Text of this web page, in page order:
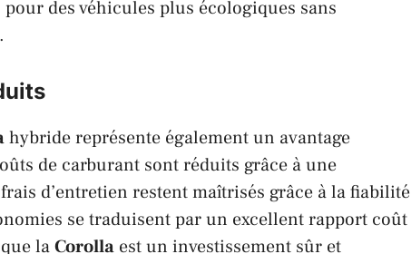
des véhicules plus écologiques sans
hybride représente également un avantage
de carburant sont réduits grâce à une
d’entretien restent maîtrisés grâce à la fiabilité
se traduisent par un excellent rapport coût
laCorolla est un investissement sûr et